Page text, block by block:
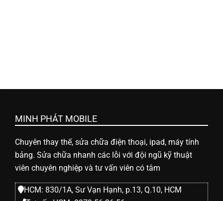
l
e
-
S
MINH PHÁT MOBILE
Chuyên thay thế, sửa chữa điện thoại, ipad, máy tính
bảng. Sửa chữa nhanh các lỗi với đội ngũ kỹ thuật
viên chuyên nghiệp và tư vấn viên có tâm
HCM: 830/1A, Sư Vạn Hạnh, p.13, Q.10, HCM